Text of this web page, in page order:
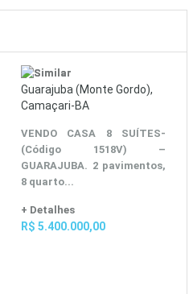
Guarajuba (Monte Gordo),
Camaçari-BA
VENDO CASA 8 SUÍTES-
(Código 1518V) –
GUARAJUBA. 2 pavimentos,
8 quarto...
+ Detalhes
R$ 5.400.000,00